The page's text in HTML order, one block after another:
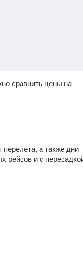
сравнить цены на
а также дни
рейсов и с